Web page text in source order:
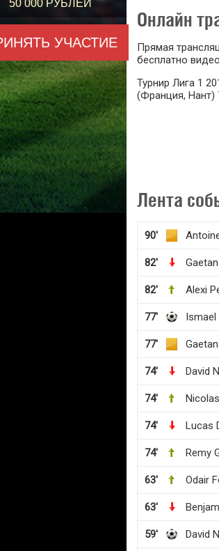
50 000 РУБЛЕЙ
УЧАСТИЕ
Онлайн
Прямая
бесплатно
Турнир Лига 1
(Франция, Нант)
Лента
90'
82'
82' Alexi
77' Ismael
77'
74' David
74'
74' Lucas
74' Remy
63' Odair
63'
59' David